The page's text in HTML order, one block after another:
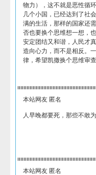
物力），这不就是恶性循
几个小国，已经达到了社
满的生活，那样的国家还
否也要换个思维想一想，
安定团结又和谐，人民才
造向心力，而不是相反。
律，希望凯撒换个思维审
本站网友 匿名
人早晚都要死，那些不敢
本站网友 匿名